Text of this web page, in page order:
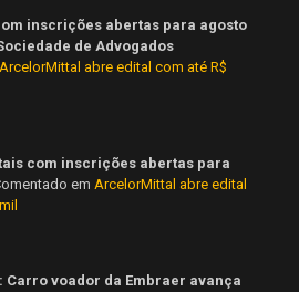
inscrições abertas para agosto
de Advogados
ArcelorMittal abre edital com até R$
com inscrições abertas para
em ArcelorMittal abre edital
Carro voador da Embraer avança